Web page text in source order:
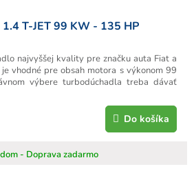
T-JET 99 KW - 135 HP
- Doprava zadarmo
Do košíka
najvyššej kvality pre značku auta Fiat a
vhodné pre obsah motora s výkonom 99
výbere turbodúchadla treba dávať